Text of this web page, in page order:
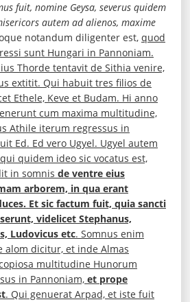
fuit, nomine Geysa, severus quidem
autem ad alienos, maxime
notandum diligenter est, quod
sunt Hungari in Pannoniam.
Thorde tentavit de Sithia venire,
extitit. Qui habuit tres filios de
Ethele, Keve et Budam. Hi anno
cum maxima multitudine,
Athile iterum regressus in
Ed. Ed vero Ugyel. Ugyel autem
quidem ideo sic vocatus est,
in somnis de ventre eius
arborem, in qua erant
Et sic factum fuit, quia sancti
videlicet Stephanus,
Ludovicus etc. Somnus enim
alom dicitur, et inde Almas
multitudine Hunorum
in Pannoniam, et prope
. Qui genuerat Arpad, et iste fuit